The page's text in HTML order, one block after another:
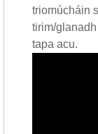
triomúcháin
tirim/
tapa acu.